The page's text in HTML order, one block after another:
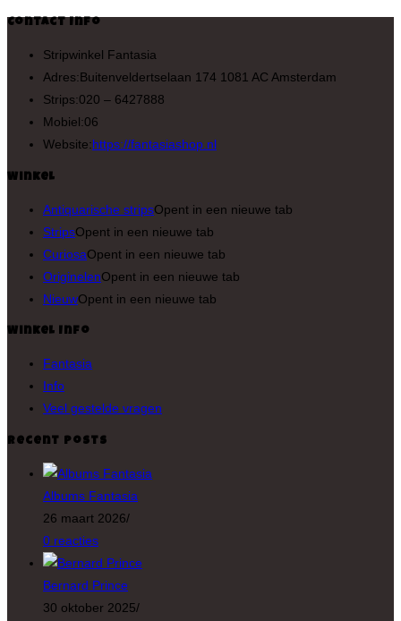
Contact Info
Stripwinkel Fantasia
Adres:Buitenveldertselaan 174 1081 AC Amsterdam
Strips:020 – 6427888
Mobiel:06
Website:https://fantasiashop.nl
Winkel
Antiquarische stripsOpent in een nieuwe tab
StripsOpent in een nieuwe tab
CuriosaOpent in een nieuwe tab
OriginelenOpent in een nieuwe tab
NieuwOpent in een nieuwe tab
Winkel Info
Fantasia
Info
Veel gestelde vragen
Recent Posts
Albums Fantasia
26 maart 2026/
0 reacties
Bernard Prince
30 oktober 2025/